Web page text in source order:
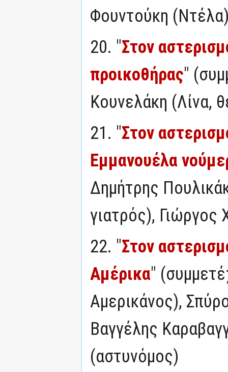
Φουντούκη
20. "Στον
προικοθήρας"
Κουνελάκη (Λίνα,
21. "Στον
Εμμανουέλα
Δημήτρης
γιατρός),
22. "Στον
Αμέρικα"
Αμερικάνος),
Βαγγέλης
(αστυνόμος)